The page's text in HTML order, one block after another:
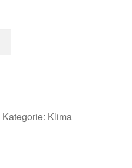
Kategorie: Klima